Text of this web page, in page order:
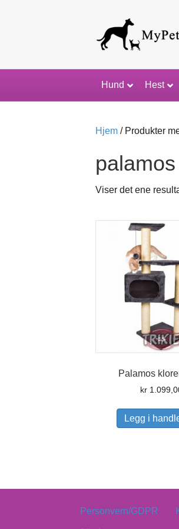
Hund Hest
Hjem / Produkter
palamos
Viser det ene
Palamos
kr
Legg i
Personvern/GDPR